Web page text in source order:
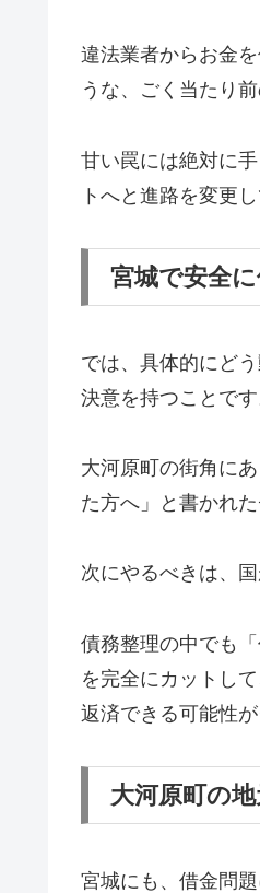
違法業者からお金を
うな、ごく当たり
甘い罠には絶対に
トへと進路を変更し
宮城で安全
では、具体的にど
決意を持つことです
大河原町の街角に
た方へ」と書かれ
次にやるべきは、
債務整理の中でも
を完全にカットし
返済できる可能性が
大河原町の
宮城にも、借金問